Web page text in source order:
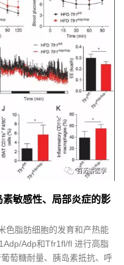
敏感性、局部炎症的影
色脂肪细胞的发育和产热能
Adp和Tfr1fl/fl 进行高脂
萄糖耐量、胰岛素抵抗、呼